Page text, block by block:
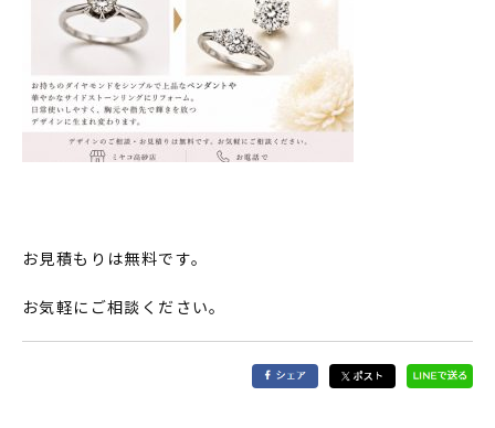
お見積もりは無料です。
お気軽にご相談ください。